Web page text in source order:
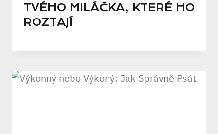
TVÉHO MILÁČKA, KTERÉ HO
ROZTAJÍ